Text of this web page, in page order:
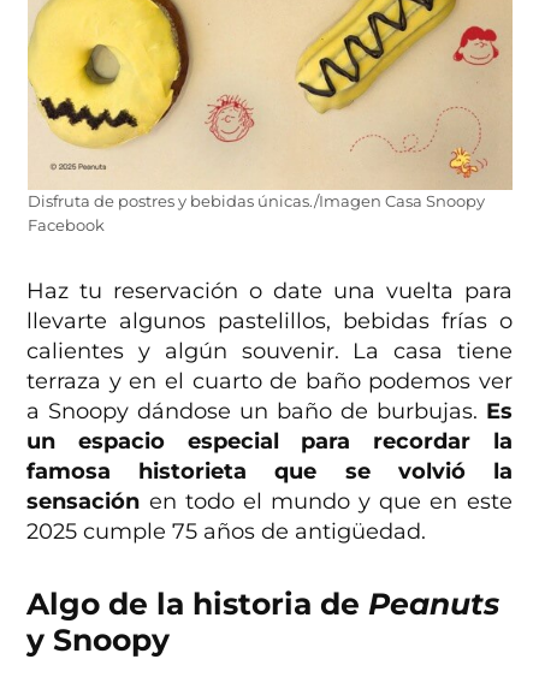
Disfruta de postres y bebidas únicas./Imagen Casa Snoopy
Facebook
Haz tu reservación o date una vuelta para
llevarte algunos pastelillos, bebidas frías o
calientes y algún souvenir. La casa tiene
terraza y en el cuarto de baño podemos ver
a Snoopy dándose un baño de burbujas. Es
un espacio especial para recordar la
famosa historieta que se volvió la
sensación en todo el mundo y que en este
2025 cumple 75 años de antigüedad.
Algo de la historia de Peanuts
y Snoopy